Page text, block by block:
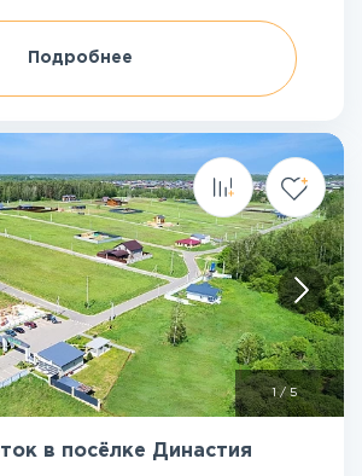
Подробнее
1/ 5
в посёлке Династия